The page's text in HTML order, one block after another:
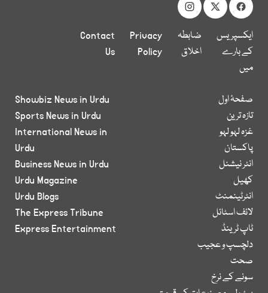
ایکسپریس
کے بارے
میں
ضابطہ
اخلاق
Privacy
Policy
Contact
Us
صفحۂ اول
تازہ ترین
غزہ لہو لہو
پاکستان
انٹر نیشنل
کھیل
انٹرٹینمنٹ
لائف اسٹائل
ٹاپ ٹرینڈ
دلچسپ و عجیب
صحت
سونے کے نرخ
Showbiz News in Urdu
Sports News in Urdu
International News in
Urdu
Business News in Urdu
Urdu Magazine
Urdu Blogs
The Express Tribune
Express Entertainment